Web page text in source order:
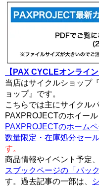
【PAX CYCLEオンライ
当店はサイクルショップ
ョップ』です。
こちらでは主にサイクル
PAXPROJECTのホイー
PAXPROJECTのホーム
数量限定・在庫処分セー
す。
商品情報やイベント予定
スブックページの「パッ
す。過去記事の一部は、